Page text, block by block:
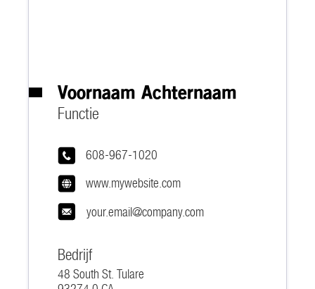
Bedrijf
48 South St. Tulare
www.mywebsite.com
your.email@company.com
Functie
608-967-1020
Voornaam Achternaam